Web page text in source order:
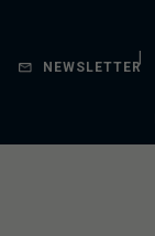
NEWSLETTER